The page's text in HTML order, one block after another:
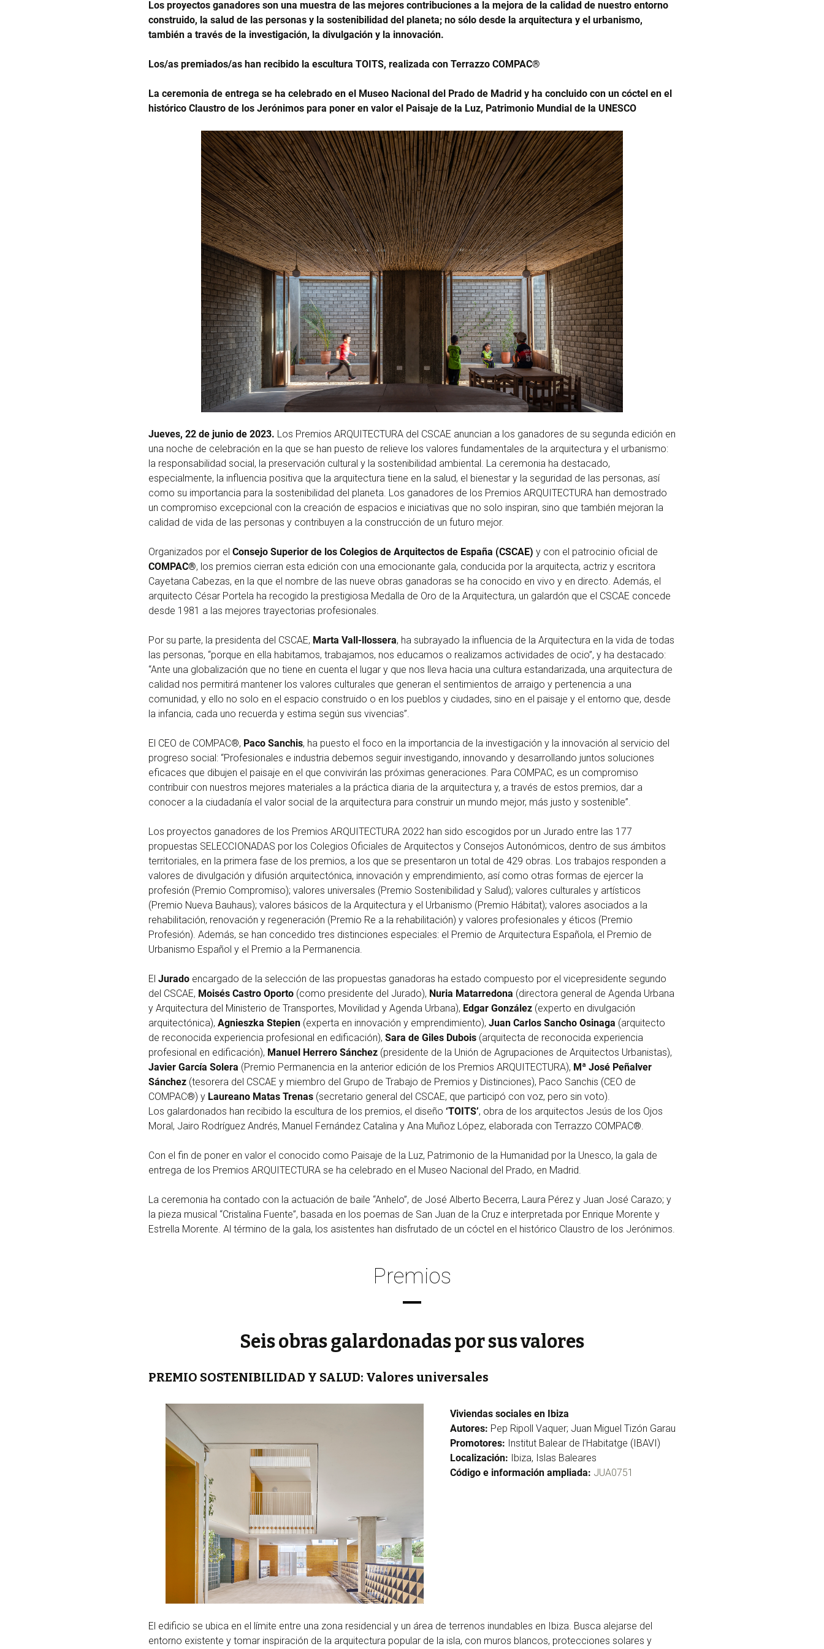
Los proyectos ganadores son una muestra de las mejores contribuciones a la mejora de la calidad de nuestro entorno
construido, la salud de las personas y la sostenibilidad del planeta; no sólo desde la arquitectura y el urbanismo,
también a través de la investigación, la divulgación y la innovación.
Los/as premiados/as han recibido la escultura TOITS, realizada con Terrazzo COMPAC®
La ceremonia de entrega se ha celebrado en el Museo Nacional del Prado de Madrid y ha concluido con un cóctel en el
histórico Claustro de los Jerónimos para poner en valor el Paisaje de la Luz, Patrimonio Mundial de la UNESCO
Jueves, 22 de junio de 2023. Los Premios ARQUITECTURA del CSCAE anuncian a los ganadores de su segunda edición en
una noche de celebración en la que se han puesto de relieve los valores fundamentales de la arquitectura y el urbanismo:
la responsabilidad social, la preservación cultural y la sostenibilidad ambiental. La ceremonia ha destacado,
especialmente, la influencia positiva que la arquitectura tiene en la salud, el bienestar y la seguridad de las personas, así
como su importancia para la sostenibilidad del planeta. Los ganadores de los Premios ARQUITECTURA han demostrado
un compromiso excepcional con la creación de espacios e iniciativas que no solo inspiran, sino que también mejoran la
calidad de vida de las personas y contribuyen a la construcción de un futuro mejor.
Organizados por el Consejo Superior de los Colegios de Arquitectos de España (CSCAE) y con el patrocinio oficial de
COMPAC®, los premios cierran esta edición con una emocionante gala, conducida por la arquitecta, actriz y escritora
Cayetana Cabezas, en la que el nombre de las nueve obras ganadoras se ha conocido en vivo y en directo. Además, el
arquitecto César Portela ha recogido la prestigiosa Medalla de Oro de la Arquitectura, un galardón que el CSCAE concede
desde 1981 a las mejores trayectorias profesionales.
Por su parte, la presidenta del CSCAE, Marta Vall-llossera, ha subrayado la influencia de la Arquitectura en la vida de todas
las personas, “porque en ella habitamos, trabajamos, nos educamos o realizamos actividades de ocio”, y ha destacado:
“Ante una globalización que no tiene en cuenta el lugar y que nos lleva hacia una cultura estandarizada, una arquitectura de
calidad nos permitirá mantener los valores culturales que generan el sentimientos de arraigo y pertenencia a una
comunidad, y ello no solo en el espacio construido o en los pueblos y ciudades, sino en el paisaje y el entorno que, desde
la infancia, cada uno recuerda y estima según sus vivencias”.
El CEO de COMPAC®, Paco Sanchis, ha puesto el foco en la importancia de la investigación y la innovación al servicio del
progreso social: “Profesionales e industria debemos seguir investigando, innovando y desarrollando juntos soluciones
eficaces que dibujen el paisaje en el que convivirán las próximas generaciones. Para COMPAC, es un compromiso
contribuir con nuestros mejores materiales a la práctica diaria de la arquitectura y, a través de estos premios, dar a
conocer a la ciudadanía el valor social de la arquitectura para construir un mundo mejor, más justo y sostenible”.
Los proyectos ganadores de los Premios ARQUITECTURA 2022 han sido escogidos por un Jurado entre las 177
propuestas SELECCIONADAS por los Colegios Oficiales de Arquitectos y Consejos Autonómicos, dentro de sus ámbitos
territoriales, en la primera fase de los premios, a los que se presentaron un total de 429 obras. Los trabajos responden a
valores de divulgación y difusión arquitectónica, innovación y emprendimiento, así como otras formas de ejercer la
profesión (Premio Compromiso); valores universales (Premio Sostenibilidad y Salud); valores culturales y artísticos
(Premio Nueva Bauhaus); valores básicos de la Arquitectura y el Urbanismo (Premio Hábitat); valores asociados a la
rehabilitación, renovación y regeneración (Premio Re a la rehabilitación) y valores profesionales y éticos (Premio
Profesión). Además, se han concedido tres distinciones especiales: el Premio de Arquitectura Española, el Premio de
Urbanismo Español y el Premio a la Permanencia.
El Jurado encargado de la selección de las propuestas ganadoras ha estado compuesto por el vicepresidente segundo
del CSCAE, Moisés Castro Oporto (como presidente del Jurado), Nuria Matarredona (directora general de Agenda Urbana
y Arquitectura del Ministerio de Transportes, Movilidad y Agenda Urbana), Edgar González (experto en divulgación
arquitectónica), Agnieszka Stepien (experta en innovación y emprendimiento), Juan Carlos Sancho Osinaga (arquitecto
de reconocida experiencia profesional en edificación), Sara de Giles Dubois (arquitecta de reconocida experiencia
profesional en edificación), Manuel Herrero Sánchez (presidente de la Unión de Agrupaciones de Arquitectos Urbanistas),
Javier García Solera (Premio Permanencia en la anterior edición de los Premios ARQUITECTURA), Mª José Peñalver
Sánchez (tesorera del CSCAE y miembro del Grupo de Trabajo de Premios y Distinciones), Paco Sanchis (CEO de
COMPAC®) y Laureano Matas Trenas (secretario general del CSCAE, que participó con voz, pero sin voto).
Los galardonados han recibido la escultura de los premios, el diseño ‘TOITS’, obra de los arquitectos Jesús de los Ojos
Moral, Jairo Rodríguez Andrés, Manuel Fernández Catalina y Ana Muñoz López, elaborada con Terrazzo COMPAC®.
Con el fin de poner en valor el conocido como Paisaje de la Luz, Patrimonio de la Humanidad por la Unesco, la gala de
entrega de los Premios ARQUITECTURA se ha celebrado en el Museo Nacional del Prado, en Madrid.
La ceremonia ha contado con la actuación de baile “Anhelo”, de José Alberto Becerra, Laura Pérez y Juan José Carazo; y
la pieza musical “Cristalina Fuente”, basada en los poemas de San Juan de la Cruz e interpretada por Enrique Morente y
Estrella Morente. Al término de la gala, los asistentes han disfrutado de un cóctel en el histórico Claustro de los Jerónimos.
Premios
Seis obras galardonadas por sus valores
PREMIO SOSTENIBILIDAD Y SALUD: Valores universales
Viviendas sociales en Ibiza
Autores: Pep Ripoll Vaquer; Juan Miguel Tizón Garau
Promotores: Institut Balear de l’Habitatge (IBAVI)
Localización: Ibiza, Islas Baleares
Código e información ampliada: JUA0751
El edificio se ubica en el límite entre una zona residencial y un área de terrenos inundables en Ibiza. Busca alejarse del
entorno existente y tomar inspiración de la arquitectura popular de la isla, con muros blancos, protecciones solares y